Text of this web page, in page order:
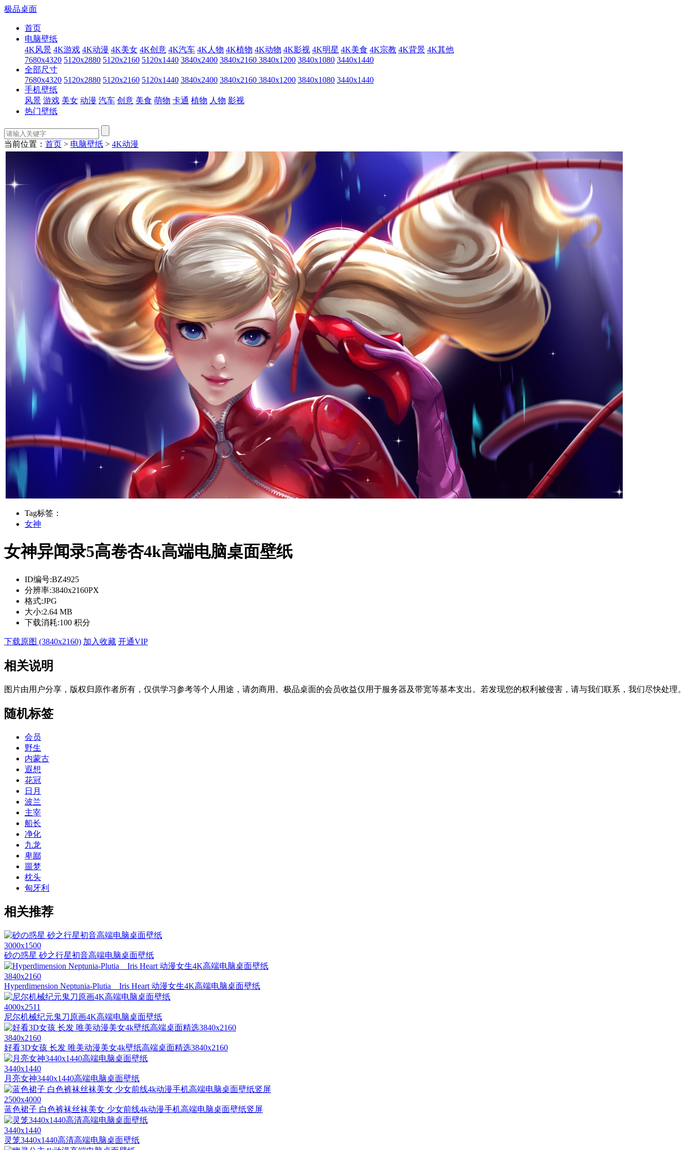
极品桌面
首页
电脑壁纸
4K风景 4K游戏 4K动漫 4K美女 4K创意 4K汽车 4K人物 4K植物 4K动物 4K影视 4K明星 4K美食 4K宗教 4K背景 4K其他
7680x4320 5120x2880 5120x2160 5120x1440 3840x2400 3840x2160 3840x1200 3840x1080 3440x1440
全部尺寸
7680x4320 5120x2880 5120x2160 5120x1440 3840x2400 3840x2160 3840x1200 3840x1080 3440x1440
手机壁纸
风景 游戏 美女 动漫 汽车 创意 美食 萌物 卡通 植物 人物 影视
热门壁纸
当前位置： 首页 > 电脑壁纸 > 4K动漫
Tag标签：
女神
女神异闻录5高卷杏4k高端电脑桌面壁纸
ID编号:BZ4925
分辨率:3840x2160PX
格式:JPG
大小:2.64 MB
下载消耗:100 积分
下载原图 (3840x2160) 加入收藏 开通VIP
相关说明
图片由用户分享，版权归原作者所有，仅供学习参考等个人用途，请勿商用。极品桌面的会员收益仅用于服务器及带宽等基本支出。若发现您的权利被侵害，请与我们联系，我们尽快处理。
随机标签
会员
野生
内蒙古
遐想
花冠
日月
波兰
主宰
船长
净化
九龙
卑鄙
噩梦
枕头
匈牙利
相关推荐
3000x1500
砂の惑星 砂之行星初音高端电脑桌面壁纸
3840x2160
Hyperdimension Neptunia-Plutia _ Iris Heart 动漫女生4K高端电脑桌面壁纸
4000x2511
尼尔机械纪元鬼刀原画4K高端电脑桌面壁纸
3840x2160
好看3D女孩 长发 唯美动漫美女4k壁纸高端桌面精选3840x2160
3440x1440
月亮女神3440x1440高端电脑桌面壁纸
2500x4000
蓝色裙子 白色裤袜丝袜美女 少女前线4k动漫手机高端电脑桌面壁纸竖屏
3440x1440
灵笼3440x1440高清高端电脑桌面壁纸